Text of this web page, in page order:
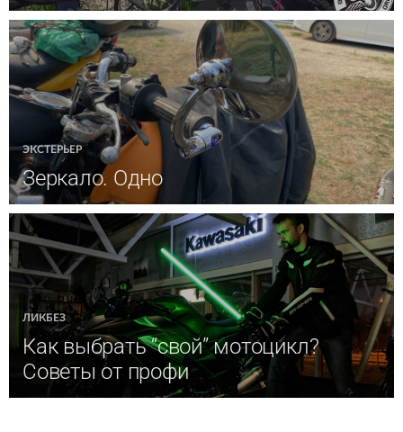
ЭКСТЕРЬЕР
Зеркало. Одно
ЛИКБЕЗ
Как выбрать “свой” мотоцикл?
Советы от профи